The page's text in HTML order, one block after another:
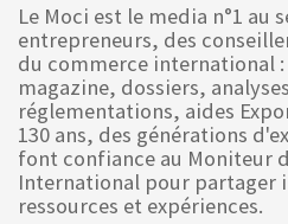
Le Moci est le media n°1 au
entrepreneurs, des
du commerce international
magazine, dossiers,
réglementations, aides
130 ans, des générations
font confiance au Moniteur
International pour partager
ressources et expériences.